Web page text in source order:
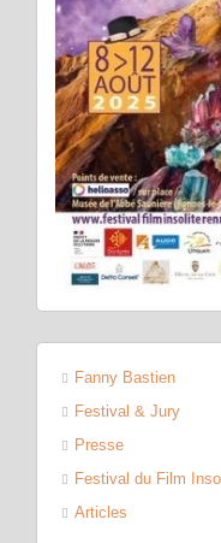
Fanny Bastien
Festival & Jury
Presse
Festival du Film
Articles